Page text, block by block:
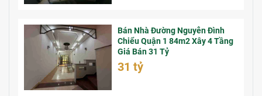
Bán Nhà Đường Nguyễn Đình
Chiểu Quận 1 84m2 Xây 4 Tầng
Giá Bán 31 Tỷ
31 tỷ